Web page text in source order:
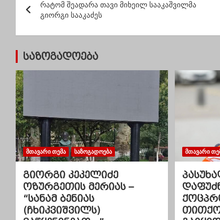
ო
ს
ტ
ი
ს
ნ
ა
ვ
ი
გ
რატომ შეადარა თავი მიხეილ სააკაშვილმა
გიორგი სააკაძეს
საზოგადოება
ᲛᲗᲐᲕᲐᲠᲘ ᲗᲔᲛᲐ ᲡᲐᲖᲝᲒᲐᲓᲝᲔᲑᲐ
გიორგი კეკელიძე
ოზურგეთის მერიას –
“სანამ ბენიას
(ჩხიკვიშვილს)
ᲛᲗᲐᲕᲐᲠᲘ